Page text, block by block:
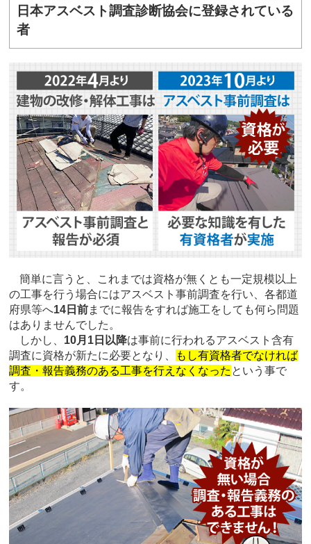
日本アスベスト調査診断協会に登録されている
者
簡単に言うと、これまでは資格が無くとも一定規模以上
の工事を行う場合にはアスベスト事前調査を行い、各都道
府県等へ14日前までに報告をすれば施工をしても何ら問題
はありませんでした。
しかし、 10月1日以降は事前に行われるアスベスト含有
調査に資格が新たに必要となり、
もし有資格者でなければ
調査・報告義務のある工事を行えなくなった という事で
す。